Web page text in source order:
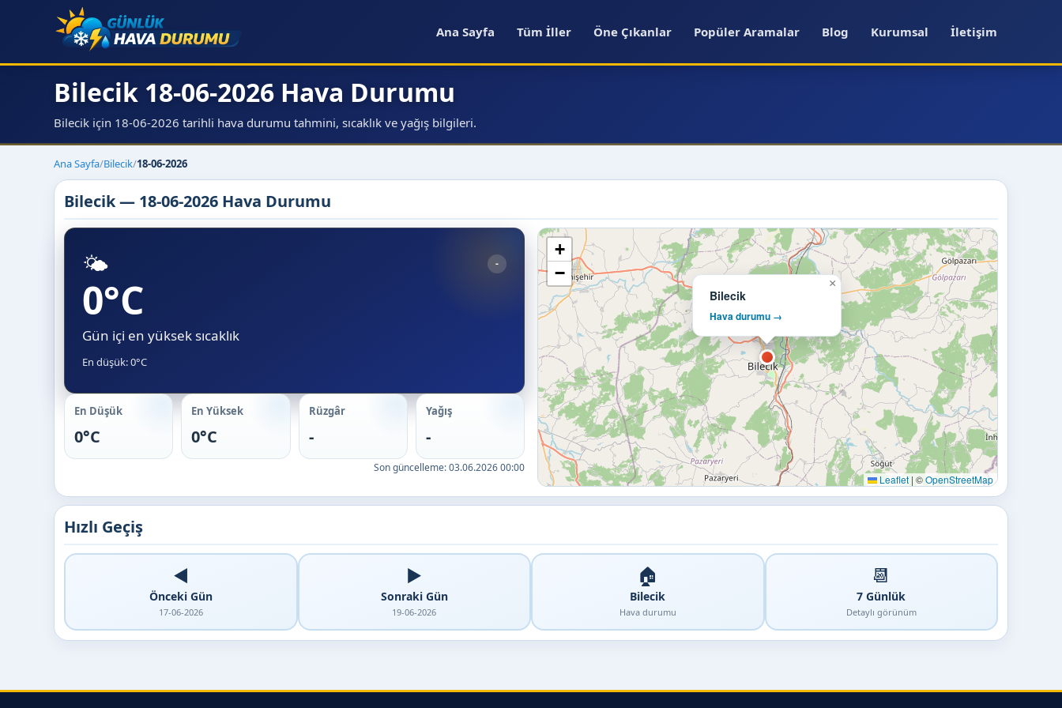
Ana Sayfa Tüm İller Öne Çıkanlar Popüler Aramalar Blog Kurumsal İletişim
Bilecik 18-06-2026 Hava Durumu
Bilecik için 18-06-2026 tarihli hava durumu tahmini, sıcaklık ve yağış bilgileri.
Ana Sayfa/Bilecik/18-06-2026
Bilecik — 18-06-2026 Hava Durumu
🌤️ -
0°C
Gün içi en yüksek sıcaklık
En düşük: 0°C
En Düşük
0°C
En Yüksek
0°C
Rüzgâr
-
Yağış
-
Son güncelleme:03.06.2026 00:00
Bilecik
Hava durumu →
×
+
−
Leaflet | ©OpenStreetMap
Hızlı Geçiş
◀️
Önceki Gün
17-06-2026
▶️
Sonraki Gün
19-06-2026
🏠
Bilecik
Hava durumu
📆
7 Günlük
Detaylı görünüm